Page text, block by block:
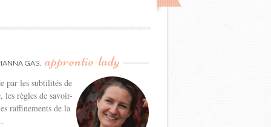
GAS, apprentie-lady
par les subtilités de
les règles de savoir-
raffinements de la